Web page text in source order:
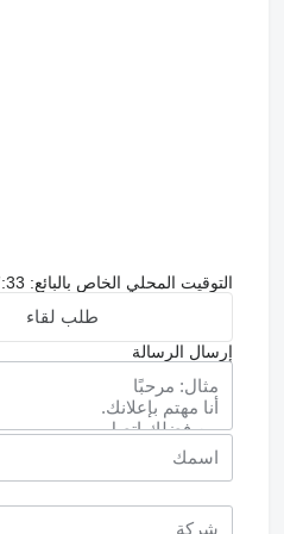
التوقيت المحلي الخاص بالبائع: 17:33 (CEST)
طلب لقاء
إرسال الرسالة